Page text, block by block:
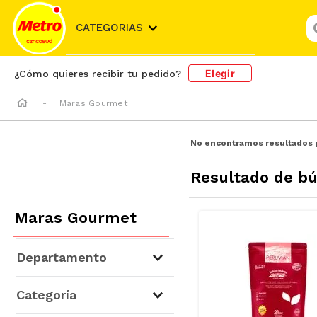
CATEGORIAS
¿Cómo quieres recibir tu pedido? Elegir
Maras Gourmet
No encontramos resultados
Resultado de
Maras Gourmet
Departamento
Embutidos y Fiambres
Categoría